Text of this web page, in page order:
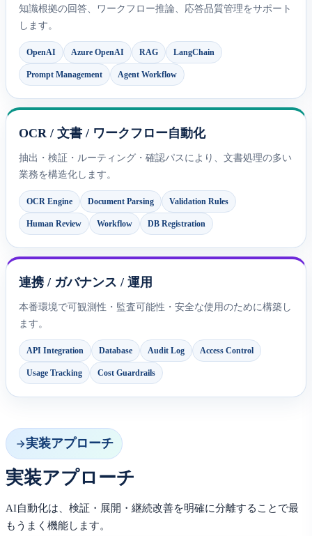
知識根拠の回答、ワークフロー推論、応答品質管理をサポート
します。
OpenAI Azure OpenAI RAG LangChain
Prompt Management Agent Workflow
OCR / 文書 / ワークフロー自動化
抽出・検証・ルーティング・確認パスにより、文書処理の多い
業務を構造化します。
OCR Engine Document Parsing Validation Rules
Human Review Workflow DB Registration
連携 / ガバナンス / 運用
本番環境で可観測性・監査可能性・安全な使用のために構築し
ます。
API Integration Database Audit Log Access Control
Usage Tracking Cost Guardrails
実装アプローチ
実装アプローチ
AI自動化は、検証・展開・継続改善を明確に分離することで最
もうまく機能します。